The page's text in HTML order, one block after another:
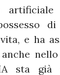
e ha
anche
sta già